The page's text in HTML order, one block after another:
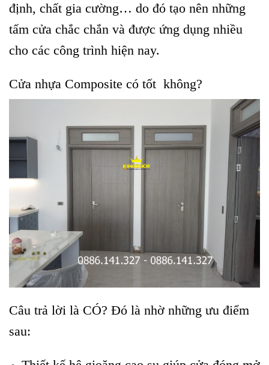
định, chất gia cường… do đó tạo nên những
tấm cửa chắc chắn và được ứng dụng nhiều
cho các công trình hiện nay.
Cửa nhựa Composite có tốt không?
Câu trả lời là CÓ? Đó là nhờ những ưu điểm
sau: